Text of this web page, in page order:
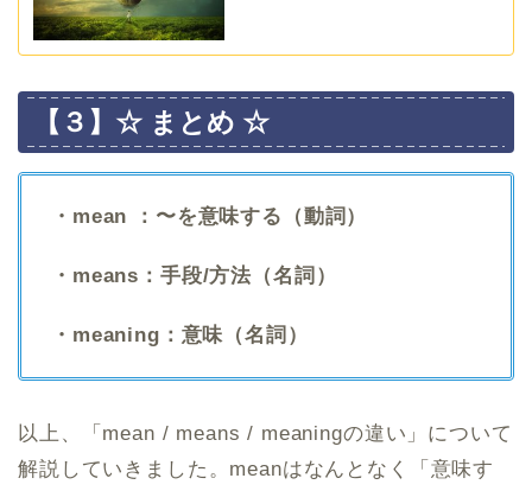
【３】☆ まとめ ☆
・mean ：〜を意味する（動詞）
・means：手段/方法（名詞）
・meaning：意味（名詞）
以上、「mean / means / meaningの違い」について
解説していきました。meanはなんとなく「意味す